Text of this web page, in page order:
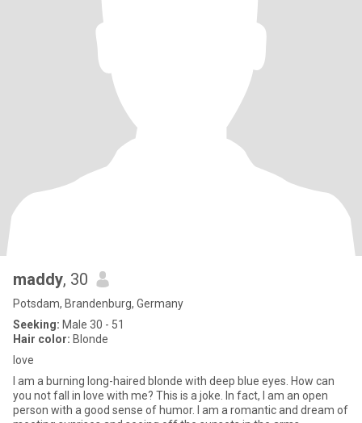
maddy, 30
Potsdam, Brandenburg, Germany
Seeking: Male 30 - 51
Hair color: Blonde
love
I am a burning long-haired blonde with deep blue eyes. How can
you not fall in love with me? This is a joke. In fact, I am an open
person with a good sense of humor. I am a romantic and dream of